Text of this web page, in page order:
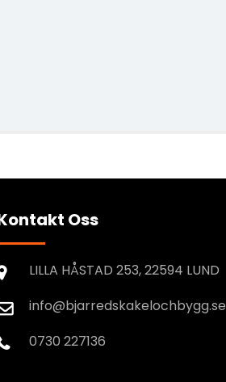
Oss
LILLA HÅSTAD 253, 22594 LUND
info@bjarredskakelochbygg.se
0730 227136